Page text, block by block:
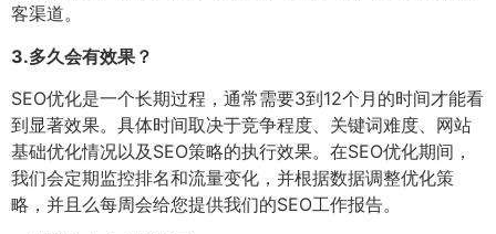
客渠道。
3.多久会有效果？
SEO优化是一个长期过程，通常需要3到12个月的时间才能看
到显著效果。具体时间取决于竞争程度、关键词难度、网站
基础优化情况以及SEO策略的执行效果。在SEO优化期间，
我们会定期监控排名和流量变化，并根据数据调整优化策
略，并且么每周会给您提供我们的SEO工作报告。